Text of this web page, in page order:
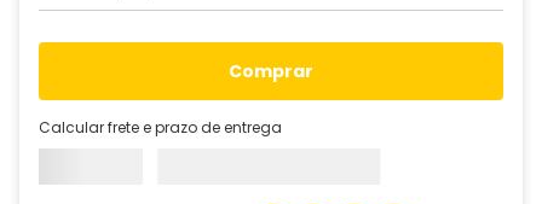
comprar
Calcular frete e prazo de entrega